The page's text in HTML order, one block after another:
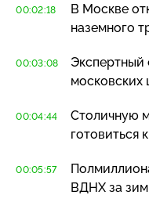
00:02:18
В Москве
наземного
00:03:08
Экспертный
московских
00:04:44
Столичную
готовиться
00:05:57
ВДНХ за